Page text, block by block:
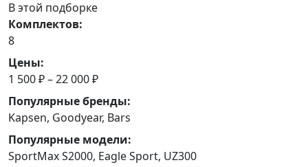
В этой подборке
Комплектов:
8
Цены:
1 500 ₽ – 22 000 ₽
Популярные бренды:
Kapsen, Goodyear, Bars
Популярные модели:
SportMax S2000, Eagle Sport, UZ300